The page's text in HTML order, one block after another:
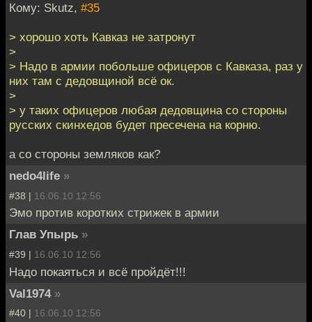
Кому: Skutz, #35
> хорошо хоть Кавказ не затронут
>
> Надо в армии побольше офицеров с Кавказа, раз у
них там с дедовщиной всё ок.
>
> у таких офицеров любая дедовщина со стороны
русских скинхедов будет пресечена на корню.
а со стороны земляков как?
nedo4life »
#38 | 16.06.10 12:56
Эмо против коротких стрижек в армии
Глав Упырь »
#39 | 16.06.10 12:56
Надо покаяться и всё пройдёт!!!
Val1974 »
#40 | 16.06.10 12:56